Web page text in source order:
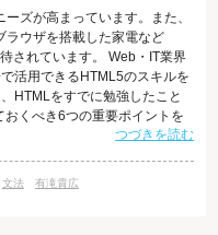
ズが高まっています。また、
ラウザを搭載した家電など
されています。 Web・IT業界
活用できるHTML5のスキルを
HTMLをすでに勉強したこと
くべき6つの重要ポイントを
方法 DOCTYPE宣言 HTML4.01
た。 <!DOCTYPE html>
つづきを読む
文法 有滝貴広